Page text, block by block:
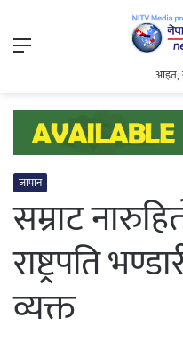
Menu
आइत,
जापान
सम्राट
राष्ट्रपति
व्यक्त